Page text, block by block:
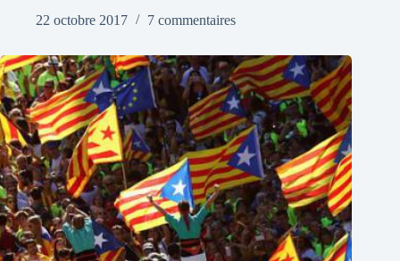
22 octobre 2017
7 commentaires